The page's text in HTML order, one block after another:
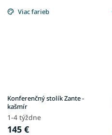
Viac farieb
Konferenčný stolík Zante -
kašmír
1-4 týždne
145 €